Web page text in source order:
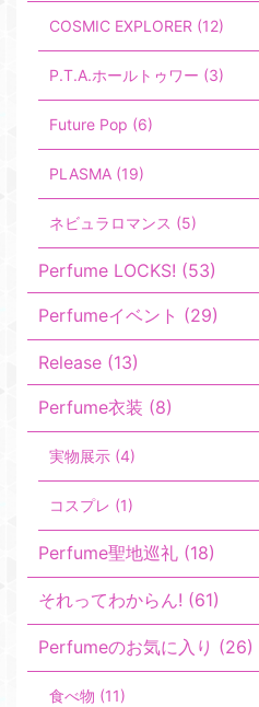
COSMIC EXPLORER (12)
P.T.A.ホールトゥワー (3)
Future Pop (6)
PLASMA (19)
ネビュラロマンス (5)
Perfume LOCKS! (53)
Perfumeイベント (29)
Release (13)
Perfume衣装 (8)
実物展示 (4)
コスプレ (1)
Perfume聖地巡礼 (18)
それってわからん! (61)
Perfumeのお気に入り (26)
食べ物 (11)